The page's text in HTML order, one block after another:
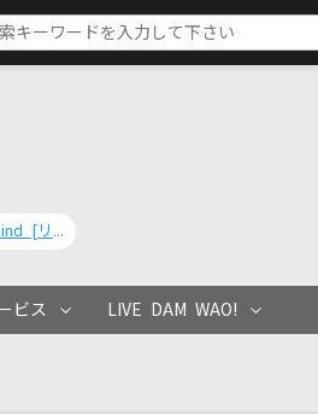
Leaving All Behind [リーヴィング・オール・ビハインド]
ビス LIVE DAM WAO!